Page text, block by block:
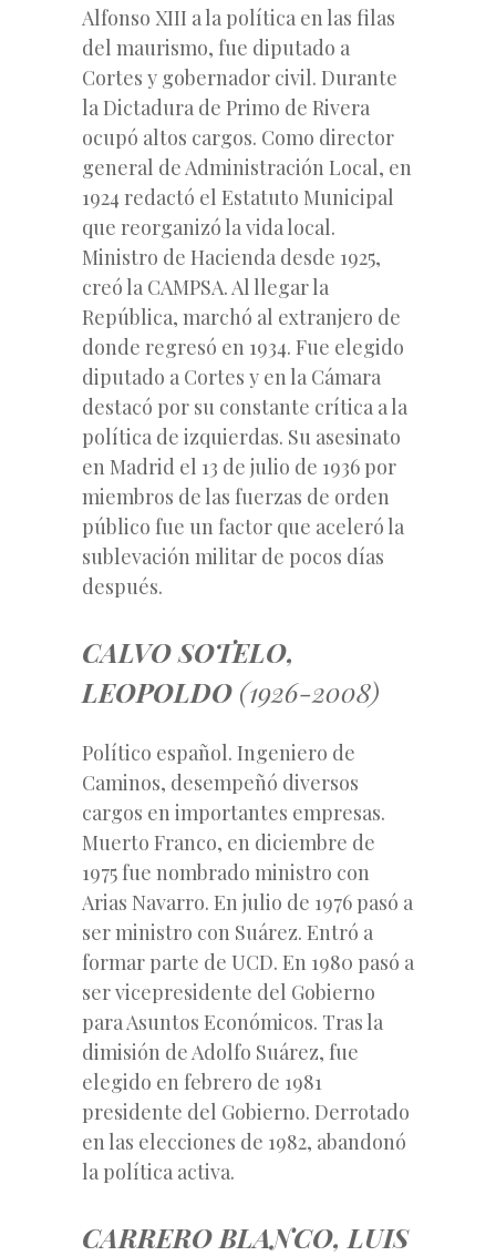
Alfonso XIII a la política en las filas
del maurismo, fue diputado a
Cortes y gobernador civil. Durante
la Dictadura de Primo de Rivera
ocupó altos cargos. Como director
general de Administración Local, en
1924 redactó el Estatuto Municipal
que reorganizó la vida local.
Ministro de Hacienda desde 1925,
creó la CAMPSA. Al llegar la
República, marchó al extranjero de
donde regresó en 1934. Fue elegido
diputado a Cortes y en la Cámara
destacó por su constante crítica a la
política de izquierdas. Su asesinato
en Madrid el 13 de julio de 1936 por
miembros de las fuerzas de orden
público fue un factor que aceleró la
sublevación militar de pocos días
después.
CALVO SOTELO,
LEOPOLDO (1926-2008)
Político español. Ingeniero de
Caminos, desempeñó diversos
cargos en importantes empresas.
Muerto Franco, en diciembre de
1975 fue nombrado ministro con
Arias Navarro. En julio de 1976 pasó a
ser ministro con Suárez. Entró a
formar parte de UCD. En 1980 pasó a
ser vicepresidente del Gobierno
para Asuntos Económicos. Tras la
dimisión de Adolfo Suárez, fue
elegido en febrero de 1981
presidente del Gobierno. Derrotado
en las elecciones de 1982, abandonó
la política activa.
CARRERO BLANCO, LUIS